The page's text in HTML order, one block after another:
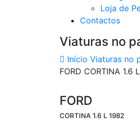
Loja de
Contactos
Viaturas no
Início Viaturas no
FORD CORTINA 1.6
FORD
CORTINA 1.6 L 1982